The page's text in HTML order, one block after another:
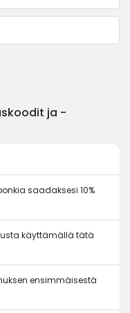
ja -
saadaksesi 10%
käyttämällä tätä
ensimmäisestä